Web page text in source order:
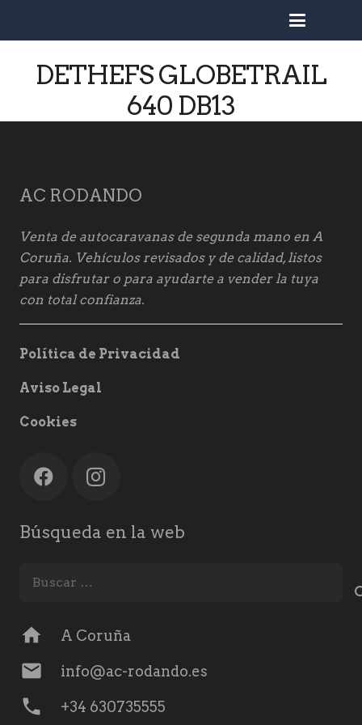
DETHEFS GLOBETRAIL
640 DB13
AC RODANDO
Venta de autocaravanas de segunda mano en A
Coruña. Vehículos revisados y de calidad, listos
para disfrutar o para ayudarte a vender la tuya
con total confianza.
Política de Privacidad
Aviso Legal
Cookies
Búsqueda en la web
home A Coruña
mail info@ac-rodando.es
phone +34 630735555